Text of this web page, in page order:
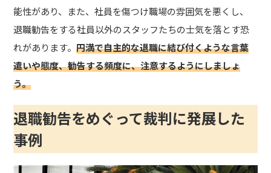
能性があり、また、社員を傷つけ職場の雰囲気を悪くし、
退職勧告をする社員以外のスタッフたちの士気を落とす恐
れがあります。円満で自主的な退職に結び付くような言葉
遣いや態度、勧告する頻度に、注意するようにしましょ
う。
退職勧告をめぐって裁判に発展した
事例